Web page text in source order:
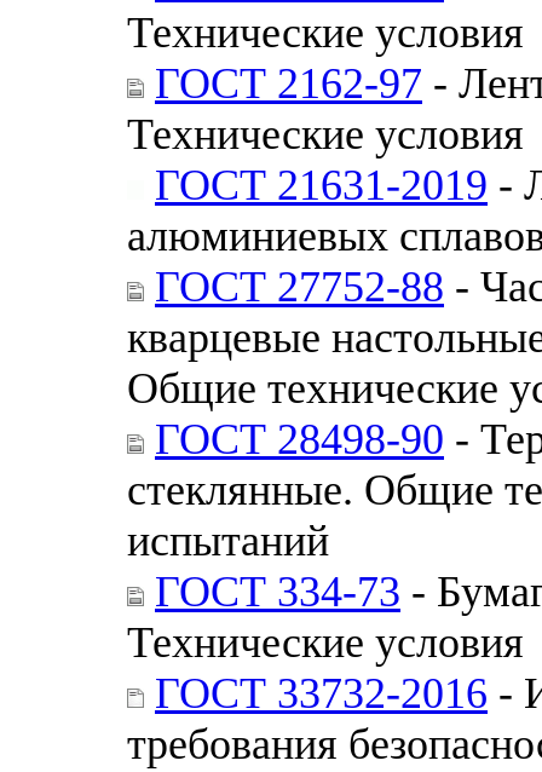
Технические условия
ГОСТ 2162-97 -
Технические условия
ГОСТ 21631-2019 -
алюминиевых
ГОСТ 27752-88 -
кварцевые
Общие технические
ГОСТ 28498-90 -
стеклянные. Общие
испытаний
ГОСТ 334-73 -
Технические условия
ГОСТ 33732-2016 -
требования